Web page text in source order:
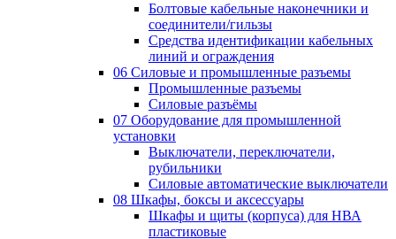
Болтовые кабельные наконечники и
соединители/гильзы
Средства идентификации кабельных
линий и ограждения
06 Силовые и промышленные разъемы
Промышленные разъемы
Силовые разъёмы
07 Оборудование для промышленной
установки
Выключатели, переключатели,
рубильники
Силовые автоматические выключатели
08 Шкафы, боксы и аксессуары
Шкафы и щиты (корпуса) для НВА
пластиковые